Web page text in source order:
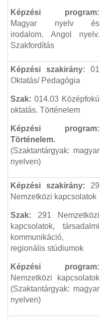
Képzési program:
Magyar nyelv és
irodalom. Angol nyelv.
Szakfordítás
Képzési szakirány: 01
Oktatás/ Pedagógia
Szak: 014.03 Középfokú
oktatás. Történelem
Képzési program:
Történelem.
(Szaktantárgyak: magyar
nyelven)
Képzési szakirány: 29
Nemzetközi kapcsolatok
Szak: 291
Nemzetközi
kapcsolatok, társadalmi
kommunikáció,
regionális stúdiumok
Képzési program:
Nemzetközi kapcsolatok
(Szaktantárgyak: magyar
nyelven)